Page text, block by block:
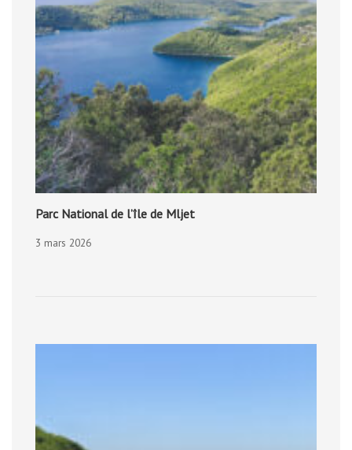
Parc National de l’île de Mljet
3 mars 2026